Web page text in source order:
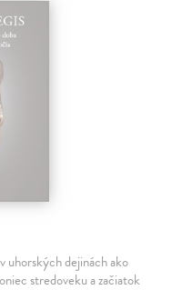
uhorských dejinách ako
stredoveku a začiatok